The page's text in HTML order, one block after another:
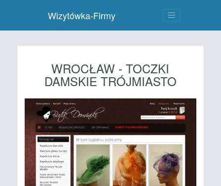
Wizytówka-Firmy
WROCŁAW - TOCZKI
DAMSKIE TRÓJMIASTO